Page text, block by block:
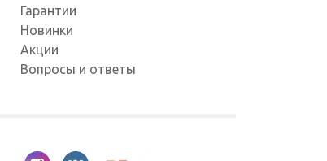
Гарантии
Новинки
Акции
Вопросы и ответы